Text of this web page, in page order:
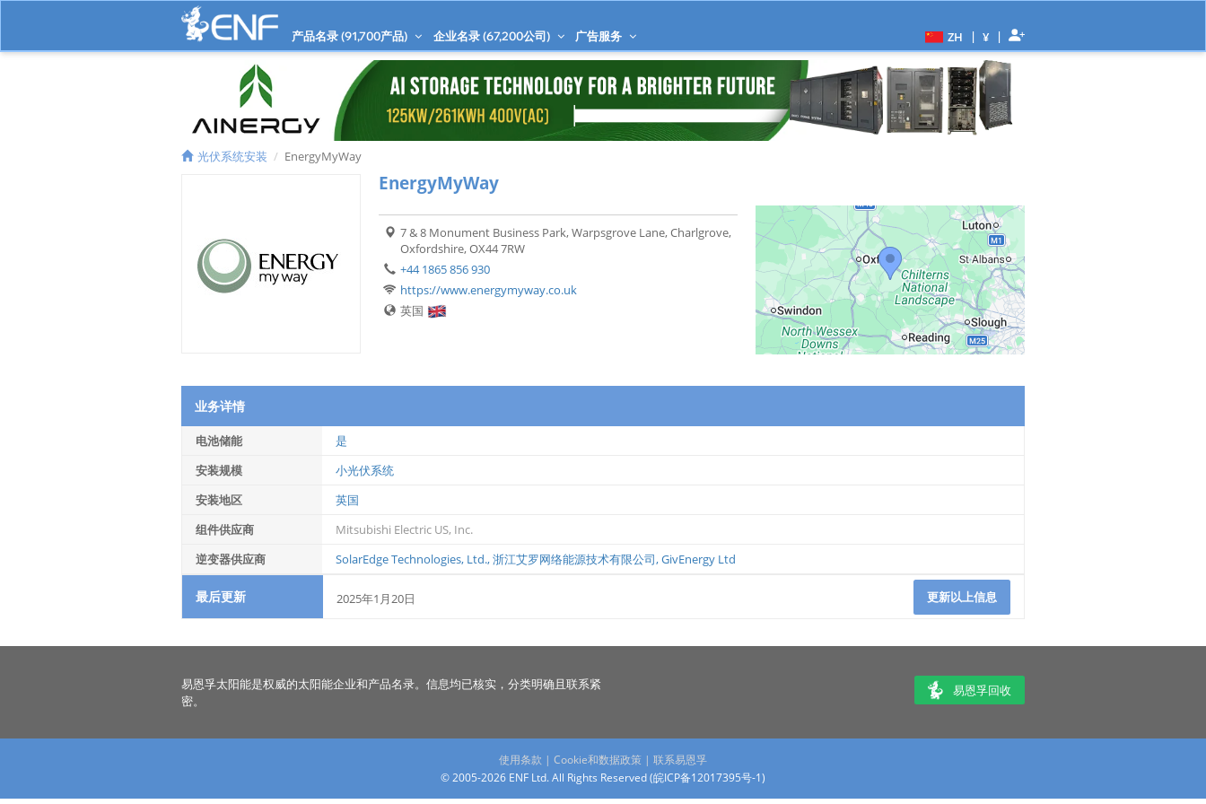
产品名录 (91,700产品) 企业名录 (67,200公司) 广告服务 ZH | ¥ |
光伏系统安装 EnergyMyWay
EnergyMyWay
7 & 8 Monument Business Park, Warpsgrove Lane, Charlgrove,
Oxfordshire, OX44 7RW
+44 1865 856 930
https://www.energymyway.co.uk
英国
业务详情
电池储能
是
安装规模
小光伏系统
安装地区
英国
组件供应商
Mitsubishi Electric US, Inc.
逆变器供应商
SolarEdge Technologies, Ltd.,浙江艾罗网络能源技术有限公司,GivEnergy Ltd
最后更新 2025年1月20日 更新以上信息
易恩孚太阳能是权威的太阳能企业和产品名录。信息均已核实，分类明确且联系紧
密。
易恩孚回收
使用条款 | Cookie和数据政策 | 联系易恩孚
© 2005-2026 ENF Ltd. All Rights Reserved (皖ICP备12017395号-1)